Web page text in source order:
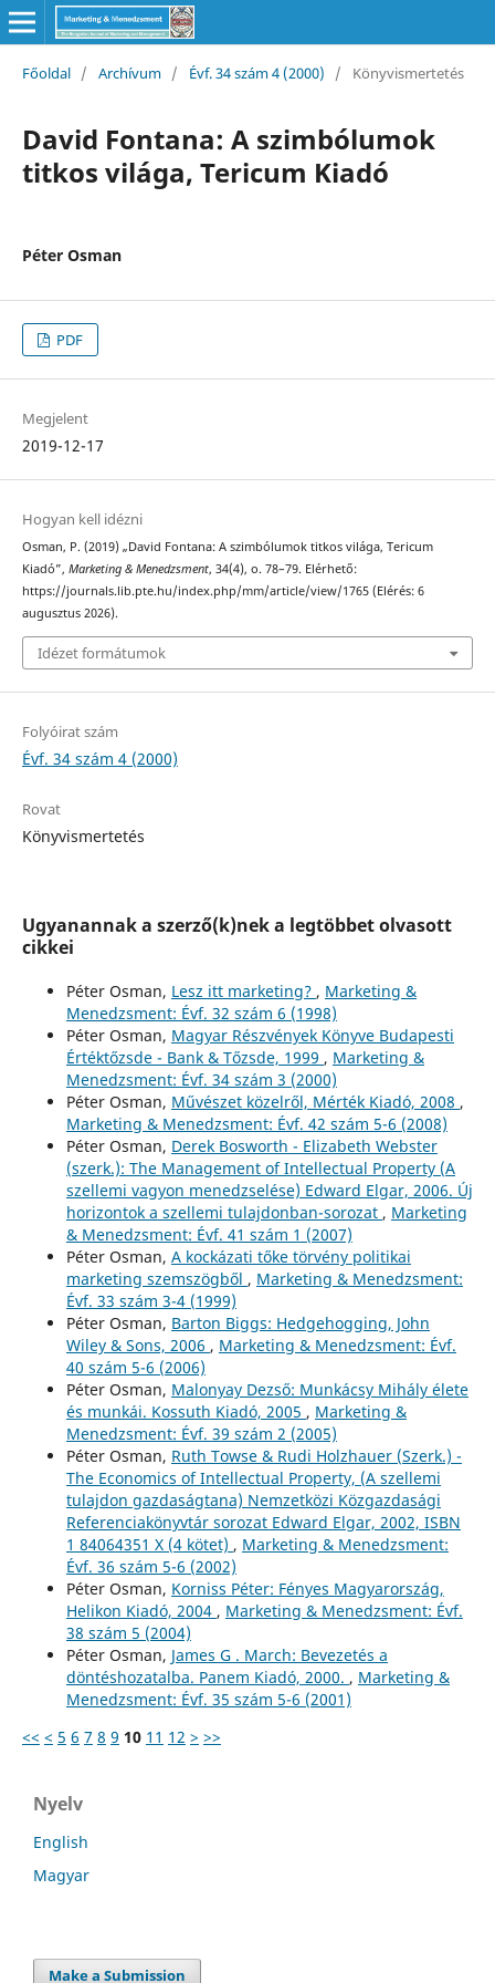
Főoldal / Archívum / Évf. 34 szám 4 (2000) / Könyvismertetés
David Fontana: A szimbólumok
titkos világa, Tericum Kiadó
Péter Osman
PDF
Megjelent
2019-12-17
Hogyan kell idézni
Osman, P. (2019) „David Fontana: A szimbólumok titkos világa, Tericum
Kiadó”, Marketing & Menedzsment, 34(4), o. 78–79. Elérhető:
https://journals.lib.pte.hu/index.php/mm/article/view/1765 (Elérés: 6
augusztus 2026).
Idézet formátumok
Folyóirat szám
Évf. 34 szám 4 (2000)
Rovat
Könyvismertetés
Ugyanannak a szerző(k)nek a legtöbbet olvasott
cikkei
Péter Osman, Lesz itt marketing? , Marketing &
Menedzsment: Évf. 32 szám 6 (1998)
Péter Osman, Magyar Részvények Könyve Budapesti
Értéktőzsde - Bank & Tőzsde, 1999 , Marketing &
Menedzsment: Évf. 34 szám 3 (2000)
Péter Osman, Művészet közelről, Mérték Kiadó, 2008 ,
Marketing & Menedzsment: Évf. 42 szám 5-6 (2008)
Péter Osman, Derek Bosworth - Elizabeth Webster
(szerk.): The Management of Intellectual Property (A
szellemi vagyon menedzselése) Edward Elgar, 2006. Új
horizontok a szellemi tulajdonban-sorozat , Marketing
& Menedzsment: Évf. 41 szám 1 (2007)
Péter Osman, A kockázati tőke törvény politikai
marketing szemszögből , Marketing & Menedzsment:
Évf. 33 szám 3-4 (1999)
Péter Osman, Barton Biggs: Hedgehogging, John
Wiley & Sons, 2006 , Marketing & Menedzsment: Évf.
40 szám 5-6 (2006)
Péter Osman, Malonyay Dezső: Munkácsy Mihály élete
és munkái. Kossuth Kiadó, 2005 , Marketing &
Menedzsment: Évf. 39 szám 2 (2005)
Péter Osman, Ruth Towse & Rudi Holzhauer (Szerk.) -
The Economics of Intellectual Property, (A szellemi
tulajdon gazdaságtana) Nemzetközi Közgazdasági
Referenciakönyvtár sorozat Edward Elgar, 2002, ISBN
1 84064351 X (4 kötet) , Marketing & Menedzsment:
Évf. 36 szám 5-6 (2002)
Péter Osman, Korniss Péter: Fényes Magyarország,
Helikon Kiadó, 2004 , Marketing & Menedzsment: Évf.
38 szám 5 (2004)
Péter Osman, James G . March: Bevezetés a
döntéshozatalba. Panem Kiadó, 2000. , Marketing &
Menedzsment: Évf. 35 szám 5-6 (2001)
<< < 5 6 7 8 9 10 11 12 > >>
Nyelv
English
Magyar
Make a Submission